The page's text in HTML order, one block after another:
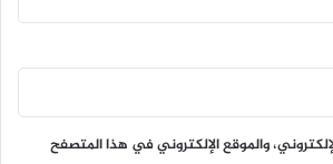
والموقع الإلكتروني في هذا المتصفح